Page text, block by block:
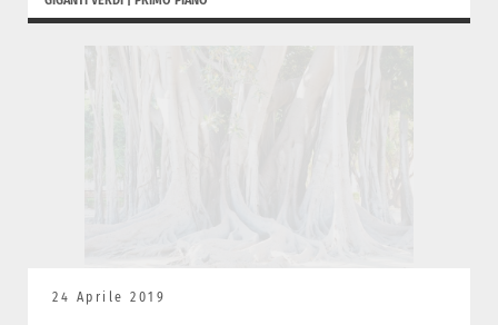
24 Aprile 2019